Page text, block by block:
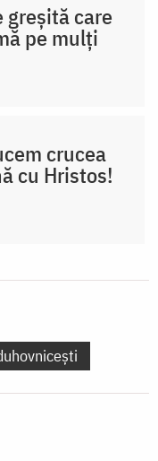
greșită care
pe mulți
crucea
cu Hristos!